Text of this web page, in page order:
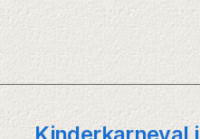
Kinderkarneval